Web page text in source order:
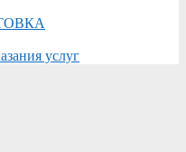
услуг